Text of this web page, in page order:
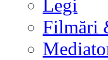
Legi
Filmări